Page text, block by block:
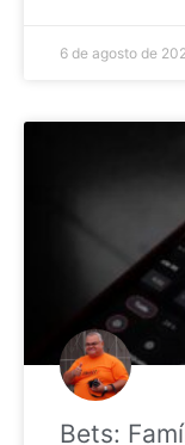
6 de agosto de
Bets: